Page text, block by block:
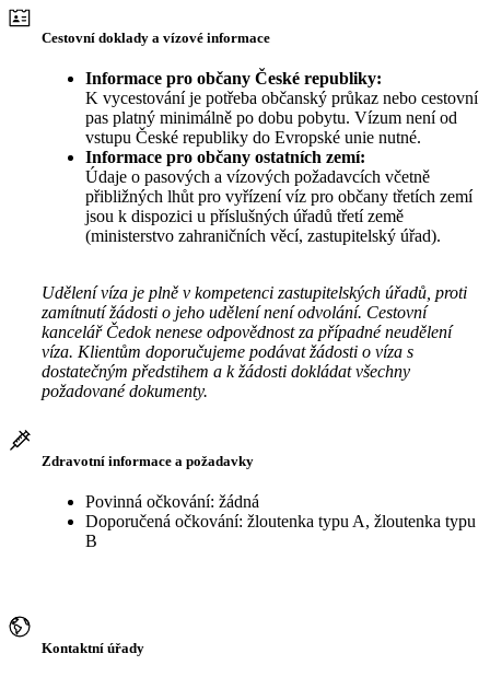
Cestovní doklady a vízové informace
Informace pro občany České republiky:
K vycestování je potřeba občanský průkaz nebo cestovní
pas platný minimálně po dobu pobytu. Vízum není od
vstupu České republiky do Evropské unie nutné.
Informace pro občany ostatních zemí:
Údaje o pasových a vízových požadavcích včetně
přibližných lhůt pro vyřízení víz pro občany třetích zemí
jsou k dispozici u příslušných úřadů třetí země
(ministerstvo zahraničních věcí, zastupitelský úřad).
Udělení víza je plně v kompetenci zastupitelských úřadů, proti
zamítnutí žádosti o jeho udělení není odvolání. Cestovní
kancelář Čedok nenese odpovědnost za případné neudělení
víza. Klientům doporučujeme podávat žádosti o víza s
dostatečným předstihem a k žádosti dokládat všechny
požadované dokumenty.
Zdravotní informace a požadavky
Povinná očkování: žádná
Doporučená očkování: žloutenka typu A, žloutenka typu
B
Kontaktní úřady